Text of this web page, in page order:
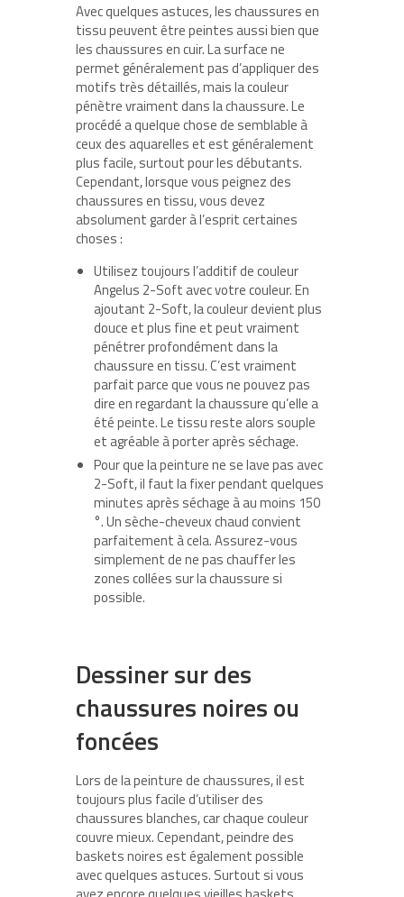
Avec quelques astuces, les chaussures en
tissu peuvent être peintes aussi bien que
les chaussures en cuir. La surface ne
permet généralement pas d’appliquer des
motifs très détaillés, mais la couleur
pénètre vraiment dans la chaussure. Le
procédé a quelque chose de semblable à
ceux des aquarelles et est généralement
plus facile, surtout pour les débutants.
Cependant, lorsque vous peignez des
chaussures en tissu, vous devez
absolument garder à l’esprit certaines
choses :
Utilisez toujours l’additif de couleur
Angelus 2-Soft avec votre couleur. En
ajoutant 2-Soft, la couleur devient plus
douce et plus fine et peut vraiment
pénétrer profondément dans la
chaussure en tissu. C’est vraiment
parfait parce que vous ne pouvez pas
dire en regardant la chaussure qu’elle a
été peinte. Le tissu reste alors souple
et agréable à porter après séchage.
Pour que la peinture ne se lave pas avec
2-Soft, il faut la fixer pendant quelques
minutes après séchage à au moins 150
°. Un sèche-cheveux chaud convient
parfaitement à cela. Assurez-vous
simplement de ne pas chauffer les
zones collées sur la chaussure si
possible.
Dessiner sur des
chaussures noires ou
foncées
Lors de la peinture de chaussures, il est
toujours plus facile d’utiliser des
chaussures blanches, car chaque couleur
couvre mieux. Cependant, peindre des
baskets noires est également possible
avec quelques astuces. Surtout si vous